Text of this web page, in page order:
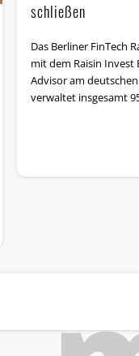
schließen
Das Berliner FinTech
mit dem Raisin Invest
Advisor am
verwaltet insgesamt